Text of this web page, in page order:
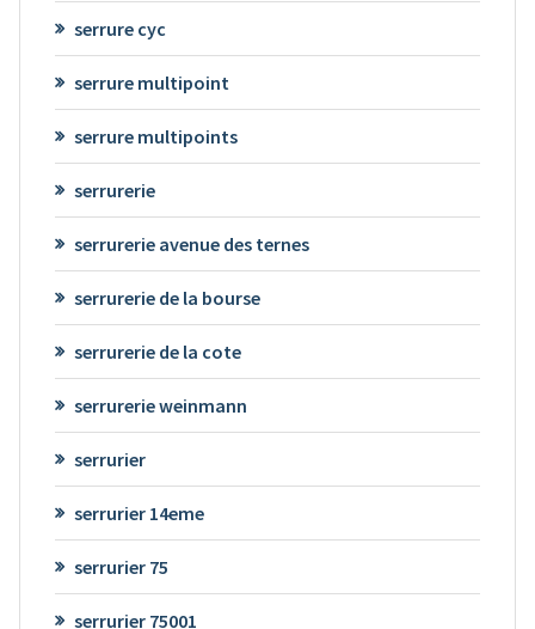
serrure cyc
serrure multipoint
serrure multipoints
serrurerie
serrurerie avenue des ternes
serrurerie de la bourse
serrurerie de la cote
serrurerie weinmann
serrurier
serrurier 14eme
serrurier 75
serrurier 75001